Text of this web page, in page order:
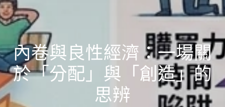
內卷與良性經濟：一場關
於「分配」與「創造」的
思辨